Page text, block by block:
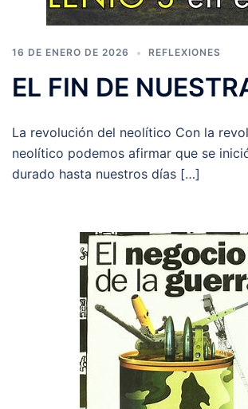
16 DE ENERO DE 2026 REFLEXIONES
EL FIN DE
La revolución del neolítico Con la
neolítico podemos afirmar que se
durado hasta nuestros días […]